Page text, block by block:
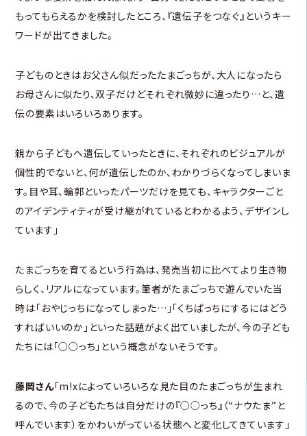
もってもらえるかを検討したところ、『遺伝子をつなぐ』というキー
ワードが出てきました。
子どものときはお父さん似だったたまごっちが、大人になったら
お母さんに似たり、双子だけどそれぞれ微妙に違ったり…と、遺
伝の要素はいろいろあります。
親から子どもへ遺伝していったときに、それぞれのビジュアルが
個性的でないと、何が遺伝したのか、わかりづらくなってしまいま
す。目や耳、輪郭といったパーツだけを見ても、キャラクターごと
のアイデンティティが受け継がれているとわかるよう、デザインし
ています」
たまごっちを育てるという行為は、発売当初に比べてより生き物
らしく、リアルになっています。筆者がたまごっちで遊んでいた当
時は「おやじっちになってしまった…」「くちぱっちにするにはどう
すればいいのか」といった話題がよく出ていましたが、今の子ども
たちには「○○っち」という概念がないそうです。
藤岡さん「m!xによっていろいろな見た目のたまごっちが生まれ
るので、今の子どもたちは自分だけの『○○っち』（“ナウたま”と
呼んでいます）をかわいがっている状態へと変化してきています」